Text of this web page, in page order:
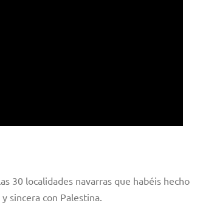
30 localidades navarras que habéis hecho
sincera con Palestina.